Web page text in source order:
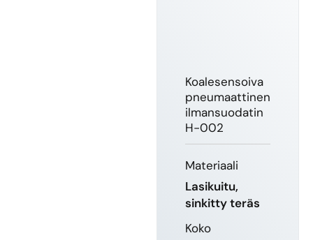
Koalesensoiva
pneumaattinen
ilmansuodatin
H-002
Materiaali
Lasikuitu,
sinkitty teräs
Koko